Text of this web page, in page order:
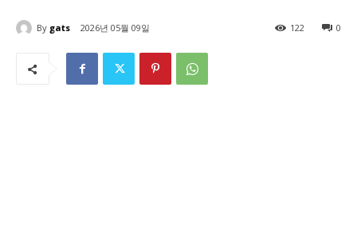
By gats 2026년 05월 09일 0
122